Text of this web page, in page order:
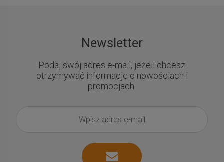
Newsletter
Podaj swój adres e-mail, jeżeli chcesz
otrzymywać informacje o nowościach i
promocjach.